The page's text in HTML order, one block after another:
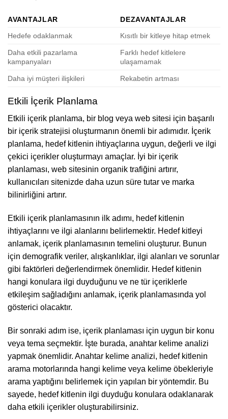
AVANTAJLAR
DEZAVANTAJLAR
Hedefe odaklanmak
Kısıtlı bir kitleye hitap etmek
Daha etkili pazarlama
kampanyaları
Farklı hedef kitlelere
ulaşamamak
Daha iyi müşteri ilişkileri Rekabetin artması
Etkili İçerik Planlama
Etkili içerik planlama, bir blog veya web sitesi için başarılı
bir içerik stratejisi oluşturmanın önemli bir adımıdır. İçerik
planlama, hedef kitlenin ihtiyaçlarına uygun, değerli ve ilgi
çekici içerikler oluşturmayı amaçlar. İyi bir içerik
planlaması, web sitesinin organik trafiğini artırır,
kullanıcıları sitenizde daha uzun süre tutar ve marka
bilinirliğini artırır.
Etkili içerik planlamasının ilk adımı, hedef kitlenin
ihtiyaçlarını ve ilgi alanlarını belirlemektir. Hedef kitleyi
anlamak, içerik planlamasının temelini oluşturur. Bunun
için demografik veriler, alışkanlıklar, ilgi alanları ve sorunlar
gibi faktörleri değerlendirmek önemlidir. Hedef kitlenin
hangi konulara ilgi duyduğunu ve ne tür içeriklerle
etkileşim sağladığını anlamak, içerik planlamasında yol
gösterici olacaktır.
Bir sonraki adım ise, içerik planlaması için uygun bir konu
veya tema seçmektir. İşte burada, anahtar kelime analizi
yapmak önemlidir. Anahtar kelime analizi, hedef kitlenin
arama motorlarında hangi kelime veya kelime öbekleriyle
arama yaptığını belirlemek için yapılan bir yöntemdir. Bu
sayede, hedef kitlenin ilgi duyduğu konulara odaklanarak
daha etkili içerikler oluşturabilirsiniz.